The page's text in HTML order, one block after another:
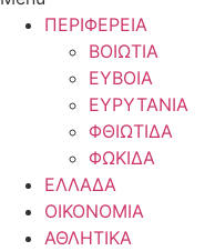
ΠΕΡΙΦΕΡΕΙΑ
ΒΟΙΩΤΙΑ
ΕΥΒΟΙΑ
ΕΥΡΥΤΑΝΙΑ
ΦΘΙΩΤΙΔΑ
ΦΩΚΙΔΑ
ΕΛΛΑΔΑ
ΟΙΚΟΝΟΜΙΑ
ΑΘΛΗΤΙΚΑ